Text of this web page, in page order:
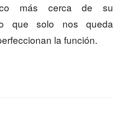
más cerca de su
que solo nos queda
la función.